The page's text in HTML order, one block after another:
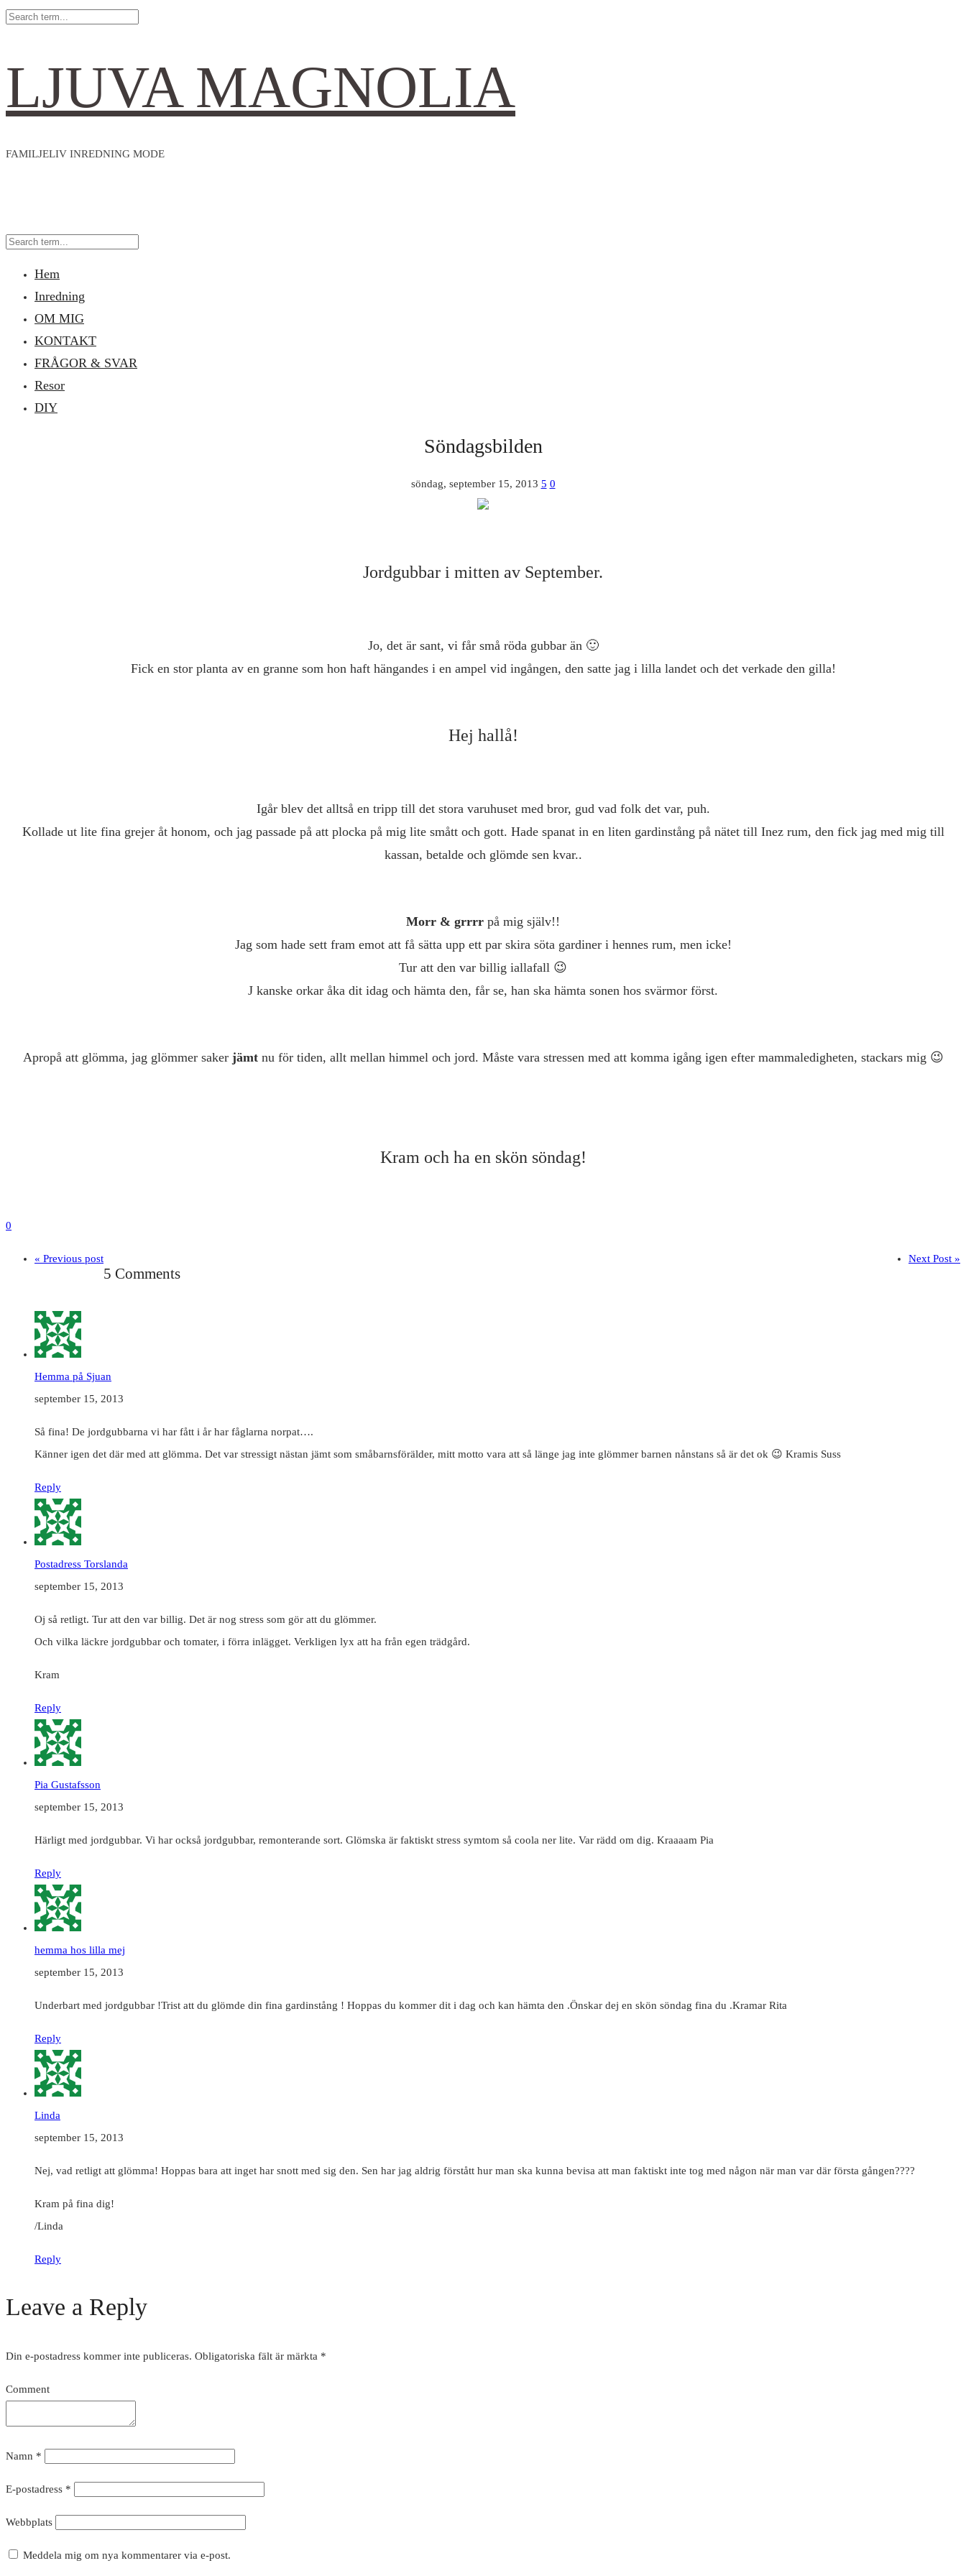
LJUVA MAGNOLIA
FAMILJELIV INREDNING MODE
Hem
Inredning
OM MIG
KONTAKT
FRÅGOR & SVAR
Resor
DIY
Söndagsbilden
söndag, september 15, 2013 5 0
Jordgubbar i mitten av September.
Jo, det är sant, vi får små röda gubbar än 🙂
Fick en stor planta av en granne som hon haft hängandes i en ampel vid ingången, den satte jag i lilla landet och det verkade den gilla!
Hej hallå!
Igår blev det alltså en tripp till det stora varuhuset med bror, gud vad folk det var, puh.
Kollade ut lite fina grejer åt honom, och jag passade på att plocka på mig lite smått och gott. Hade spanat in en liten gardinstång på nätet till Inez rum, den fick jag med mig till
kassan, betalde och glömde sen kvar..
Morr & grrrr på mig själv!!
Jag som hade sett fram emot att få sätta upp ett par skira söta gardiner i hennes rum, men icke!
Tur att den var billig iallafall 😉
J kanske orkar åka dit idag och hämta den, får se, han ska hämta sonen hos svärmor först.
Apropå att glömma, jag glömmer saker jämtnu för tiden, allt mellan himmel och jord. Måste vara stressen med att komma igång igen efter mammaledigheten, stackars mig 😉
Kram och ha en skön söndag!
0
« Previous post Next Post »
5 Comments
Hemma på Sjuan
september 15, 2013
Så fina! De jordgubbarna vi har fått i år har fåglarna norpat….
Känner igen det där med att glömma. Det var stressigt nästan jämt som småbarnsförälder, mitt motto vara att så länge jag inte glömmer barnen nånstans så är det ok 😉 Kramis Suss
Reply
Postadress Torslanda
september 15, 2013
Oj så retligt. Tur att den var billig. Det är nog stress som gör att du glömmer.
Och vilka läckre jordgubbar och tomater, i förra inlägget. Verkligen lyx att ha från egen trädgård.
Kram
Reply
Pia Gustafsson
september 15, 2013
Härligt med jordgubbar. Vi har också jordgubbar, remonterande sort. Glömska är faktiskt stress symtom så coola ner lite. Var rädd om dig. Kraaaam Pia
Reply
hemma hos lilla mej
september 15, 2013
Underbart med jordgubbar !Trist att du glömde din fina gardinstång ! Hoppas du kommer dit i dag och kan hämta den .Önskar dej en skön söndag fina du .Kramar Rita
Reply
Linda
september 15, 2013
Nej, vad retligt att glömma! Hoppas bara att inget har snott med sig den. Sen har jag aldrig förstått hur man ska kunna bevisa att man faktiskt inte tog med någon när man var där första gången????
Kram på fina dig!
/Linda
Reply
Leave a Reply
Din e-postadress kommer inte publiceras. Obligatoriska fält är märkta *
Comment
Namn *
E-postadress *
Webbplats
Meddela mig om nya kommentarer via e-post.